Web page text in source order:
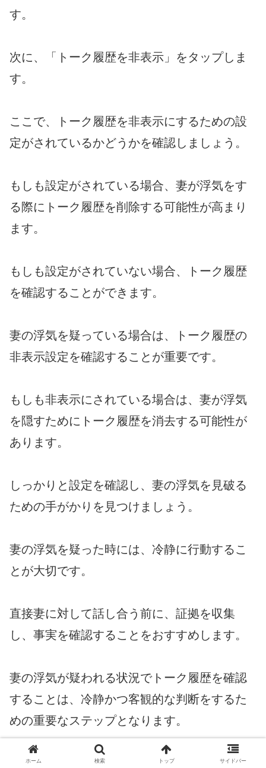
す。
次に、「トーク履歴を非表示」をタップしま
す。
ここで、トーク履歴を非表示にするための設
定がされているかどうかを確認しましょう。
もしも設定がされている場合、妻が浮気をす
る際にトーク履歴を削除する可能性が高まり
ます。
もしも設定がされていない場合、トーク履歴
を確認することができます。
妻の浮気を疑っている場合は、トーク履歴の
非表示設定を確認することが重要です。
もしも非表示にされている場合は、妻が浮気
を隠すためにトーク履歴を消去する可能性が
あります。
しっかりと設定を確認し、妻の浮気を見破る
ための手がかりを見つけましょう。
妻の浮気を疑った時には、冷静に行動するこ
とが大切です。
直接妻に対して話し合う前に、証拠を収集
し、事実を確認することをおすすめします。
妻の浮気が疑われる状況でトーク履歴を確認
することは、冷静かつ客観的な判断をするた
めの重要なステップとなります。
ホーム 検索 トップ サイドバー